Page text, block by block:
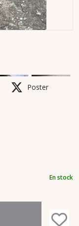
Poster
En stock